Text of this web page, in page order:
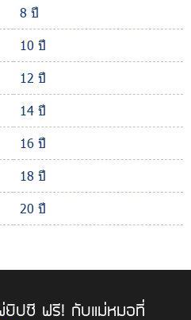
8 ปี
10 ปี
12 ปี
14 ปี
16 ปี
18 ปี
20 ปี
ยิปซี ฟรี! กับแม่หมอที่